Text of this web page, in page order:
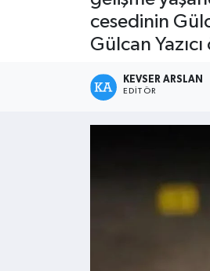
cesedinin
Gülcan
KEVSER ARSLAN
EDITÖR
Kültür - Sanat